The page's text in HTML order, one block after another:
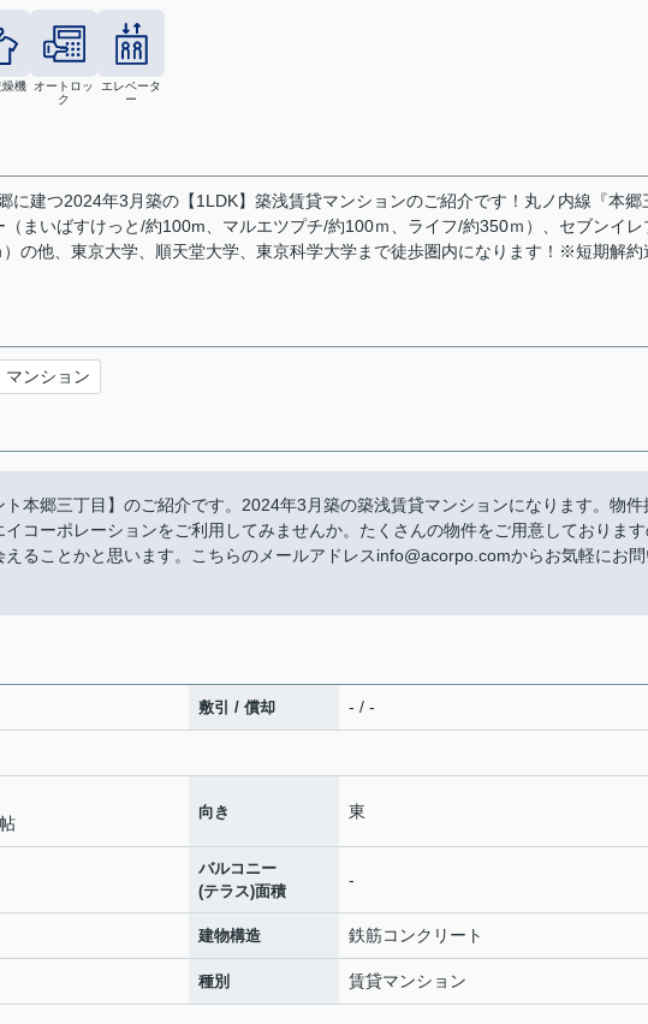
燥機
オートロッ
ク
エレベータ
ー
つ2024年3月築の【1LDK】築浅賃貸マンションのご紹介です！丸ノ内線『本郷
まいばすけっと/約100m、マルエツプチ/約100ｍ、ライフ/約350ｍ）、セブンイレ
）の他、東京大学、順天堂大学、東京科学大学まで徒歩圏内になります！※短期解約
マンション
本郷三丁目】のご紹介です。2024年3月築の築浅賃貸マンションになります。物件
イコーポレーションをご利用してみませんか。たくさんの物件をご用意しておりま
ることかと思います。こちらのメールアドレスinfo@acorpo.comからお気軽にお
敷引 / 償却 - / -
向き 東
バルコニー
(テラス)面積
-
建物構造 鉄筋コンクリート
種別 賃貸マンション